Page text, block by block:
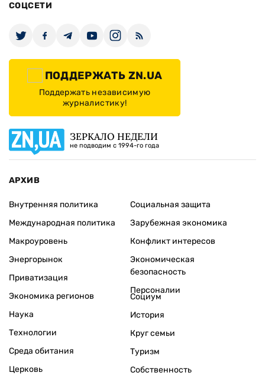
СОЦСЕТИ
ПОДДЕРЖАТЬ ZN.UA
Поддержать независимую
журналистику!
ЗЕРКАЛО НЕДЕЛИ
не подводим с 1994-го года
АРХИВ
Внутренняя политика
Международная политика
Макроуровень
Энергорынок
Приватизация
Экономика регионов
Социальная защита
Зарубежная экономика
Конфликт интересов
Экономическая
безопасность
Персоналии
Наука
Технологии
Среда обитания
Церковь
Социум
История
Круг семьи
Туризм
Собственность